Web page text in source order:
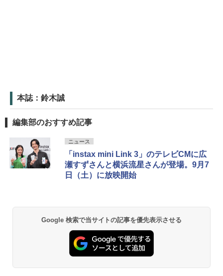
本誌：鈴木誠
編集部のおすすめ記事
ニュース
「instax mini Link 3」のテレビCMに広
瀬すずさんと横浜流星さんが登場。9月7
日（土）に放映開始
Google 検索で当サイトの記事を優先表示させる